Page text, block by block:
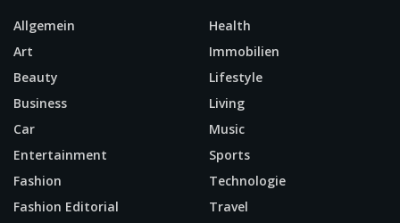
Allgemein
Art
Beauty
Business
Car
Entertainment
Fashion
Fashion Editorial
Health
Immobilien
Lifestyle
Living
Music
Sports
Technologie
Travel